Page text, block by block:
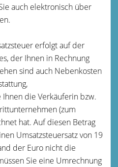
auch elektronisch über
erfolgt auf der
der Ihnen in Rechnung
sind auch Nebenkosten
die Verkäuferin bzw.
(zum
hat. Auf diesen Betrag
Umsatzsteuersatz von 19
der Euro nicht die
Sie eine Umrechnung